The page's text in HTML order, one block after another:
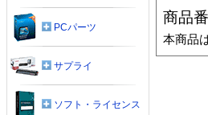
商品
本商品
PCパーツ
サプライ
ソフト・ライセンス